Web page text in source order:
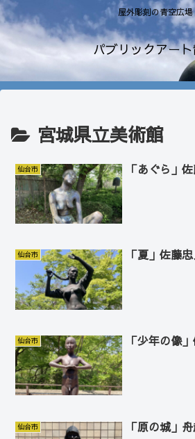
屋外彫刻の青空広場
パブリックアー
宮城県立美術館
仙台市 「あぐら」
仙台市 「夏」佐藤
仙台市 「少年の像
仙台市 「原の城」